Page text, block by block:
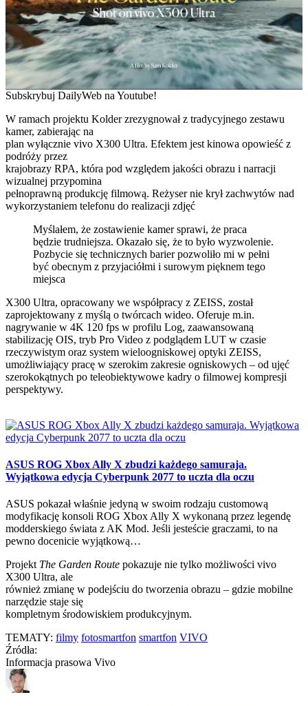
Subskrybuj DailyWeb na Youtube!
W ramach projektu Kolder zrezygnował z tradycyjnego zestawu
kamer, zabierając na
plan wyłącznie vivo X300 Ultra. Efektem jest kinowa opowieść z
podróży przez
krajobrazy RPA, która pod względem jakości obrazu i narracji
wizualnej przypomina
pełnoprawną produkcję filmową. Reżyser nie krył zachwytów nad
wykorzystaniem telefonu do realizacji zdjęć
Myślałem, że zostawienie kamer sprawi, że praca
będzie trudniejsza. Okazało się, że to było wyzwolenie.
Pozbycie się technicznych barier pozwoliło mi w pełni
być obecnym z przyjaciółmi i surowym pięknem tego
miejsca
X300 Ultra, opracowany we współpracy z ZEISS, został
zaprojektowany z myślą o twórcach wideo. Oferuje m.in.
nagrywanie w 4K 120 fps w profilu Log, zaawansowaną
stabilizację OIS, tryb Pro Video z podglądem LUT w czasie
rzeczywistym oraz system wieloogniskowej optyki ZEISS,
umożliwiający pracę w szerokim zakresie ogniskowych – od ujęć
szerokokątnych po teleobiektywowe kadry o filmowej kompresji
perspektywy.
ASUS ROG Xbox Ally X zbudzi każdego samuraja.
Wyjątkowa edycja Cyberpunk 2077 to uczta dla oczu
ASUS pokazał właśnie jedyną w swoim rodzaju customową
modyfikację konsoli ROG Xbox Ally X wykonaną przez legendę
modderskiego świata z AK Mod. Jeśli jesteście graczami, to na
pewno docenicie wyjątkową…
Projekt The Garden Route pokazuje nie tylko możliwości vivo
X300 Ultra, ale
również zmianę w podejściu do tworzenia obrazu – gdzie mobilne
narzędzie staje się
kompletnym środowiskiem produkcyjnym.
TEMATY: filmy fotosmartfon smartfon VIVO
Źródła:
Informacja prasowa Vivo